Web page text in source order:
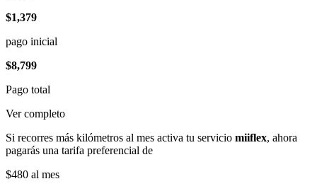
$1,379
pago inicial
$8,799
Pago total
Ver completo
Si recorres más kilómetros al mes activa tu servicio miiflex, ahora
pagarás una tarifa preferencial de
$480 al mes